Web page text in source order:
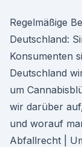
Regelmäßige
Deutschland:
Konsumenten
Deutschland
um
wir darüber
und worauf
Abfallrecht |